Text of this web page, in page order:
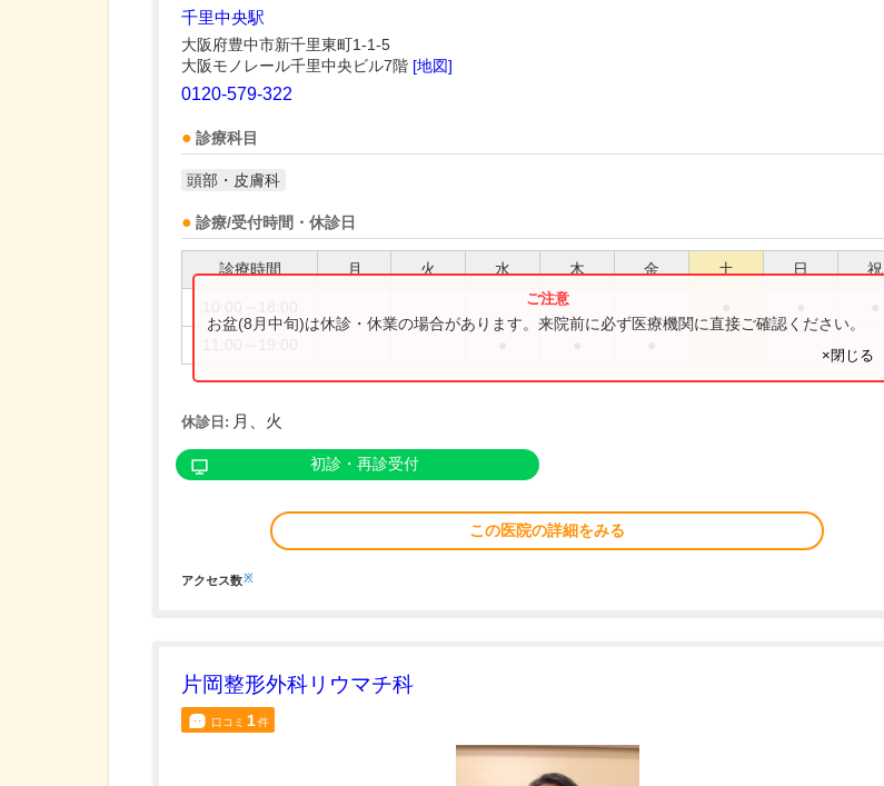
千里中央駅
大阪府豊中市新千里東町1-1-5
大阪モノレール千里中央ビル7階 [地図]
0120-579-322
診療科目
頭部・皮膚科
診療/受付時間・休診日
診療時間 月 火 水 木 金 土 日 祝
お盆(8月中旬)は休診・休業の場合があります。来院前に必ず医療機関に直接ご確認ください。
×閉じる
休診日: 月、火
初診・再診受付
この医院の詳細をみる
アクセス数※
片岡整形外科リウマチ科
口コミ 1件